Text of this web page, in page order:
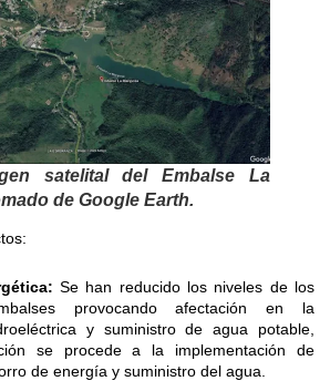
satelital del Embalse La
de Google Earth.
Se han reducido los niveles de los
provocando afectación en la
y suministro de agua potable,
se procede a la implementación de
de energía y suministro del agua.